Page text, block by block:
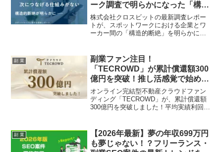
ーク調査で明らかになった「構造
的断絶」と解決策
株式会社クロスビットの最新調査レポー
トが、スポットワークにおける企業とワ
ーカー間の「構造的断絶」を明らかにし
な関係を築ける可能性を秘めた新サービ
ス「らくしふ タレントプール」が登場。
副業ファンの皆さんの期待を高める、そ
の詳細に迫ります！
副 業
副業ファン注目！
「TECROWD」が累計償還額300
億円を突破！推し活感覚で始める
不動産投資の魅力とは？
オンライン完結型不動産クラウドファン
ディング「TECROWD」が、累計償還額
300億円を突破しました！平均実績利回り
「TECROWD」の魅力を深掘りします。
副 業
【2026年最新】夢の年収699万円
も夢じゃない！？フリーランス・